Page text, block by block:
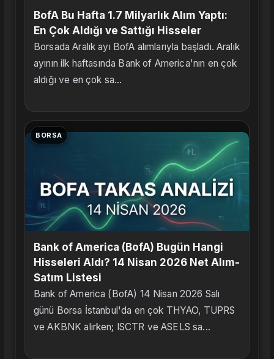
BofA Bu Hafta 1.7 Milyarlık Alım Yaptı:
En Çok Aldığı ve Sattığı Hisseler
Borsada Aralık ayı BofA alımlarıyla başladı. Aralık
ayının ilk haftasında Bank of America'nın en çok
aldığı ve en çok sa...
BORSA
Bank of America (BofA) Bugün Hangi
Hisseleri Aldı? 14 Nisan 2026 Net Alım-
Satım Listesi
Bank of America (BofA) 14 Nisan 2026 Salı
günü Borsa İstanbul'da en çok THYAO, TUPRS
ve AKBNK alırken; ISCTR ve ASELS sa...